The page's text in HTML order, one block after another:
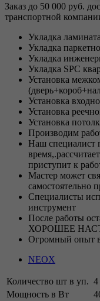
Заказ до 50 000 руб.
транспортной
Укладка
Укладка
Укладка
Укладка SPC
Установка
Установка
Установка
Установка
Производим
Наш специалист
приступит к
Мастер может
самостоятельно
Специалисты
инструмент
После работы
ХОРОШЕЕ
Огромный опыт
NEOX
Количество шт в уп.
Мощность в Вт